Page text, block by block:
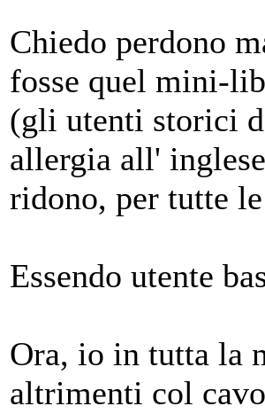
Chiedo perdono
fosse quel mini-
(gli utenti storici
allergia all'
ridono, per tutte
Essendo utente
Ora, io in tutta la
altrimenti col